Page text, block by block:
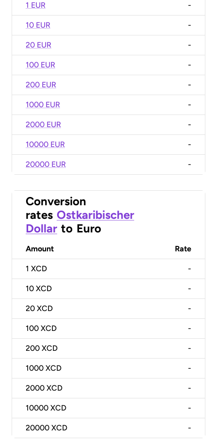
1 EUR -
10 EUR -
20 EUR -
100 EUR -
200 EUR -
1000 EUR -
2000 EUR -
10000 EUR -
20000 EUR -
Conversion
rates Ostkaribischer
Dollar to Euro
Amount Rate
1 XCD -
10 XCD -
20 XCD -
100 XCD -
200 XCD -
1000 XCD -
2000 XCD -
10000 XCD -
20000 XCD -